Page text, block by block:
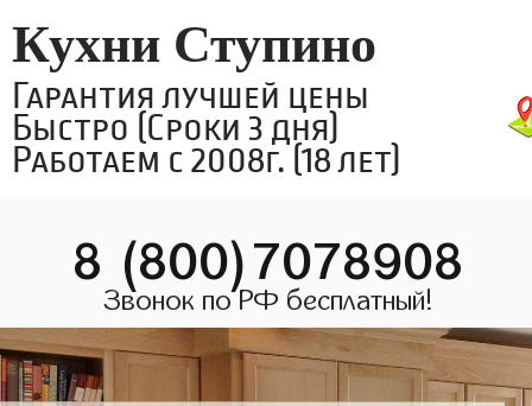
Кухни Ступино
Гарантия лучшей цены
Быстро (Сроки 3 дня)
Работаем с 2008г. (18 лет)
8 (800)7078908
Звонок по РФ бесплатный!